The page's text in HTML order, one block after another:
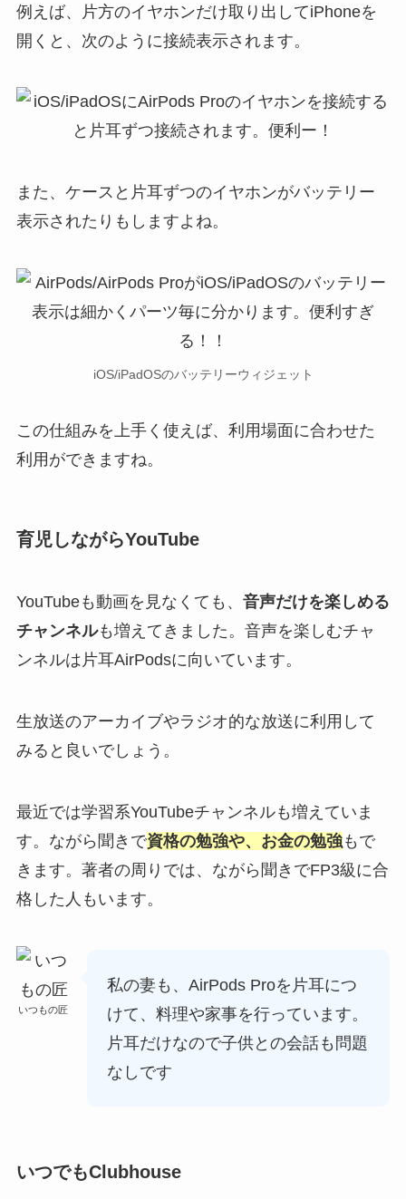
例えば、片方のイヤホンだけ取り出してiPhoneを
開くと、次のように接続表示されます。
また、ケースと片耳ずつのイヤホンがバッテリー
表示されたりもしますよね。
iOS/iPadOSのバッテリーウィジェット
この仕組みを上手く使えば、利用場面に合わせた
利用ができますね。
育児しながらYouTube
YouTubeも動画を見なくても、 音声だけを楽しめる
チャンネルも増えてきました。音声を楽しむチャ
ンネルは片耳AirPodsに向いています。
生放送のアーカイブやラジオ的な放送に利用して
みると良いでしょう。
最近では学習系YouTubeチャンネルも増えていま
す。ながら聞きで資格の勉強や、お金の勉強もで
きます。著者の周りでは、ながら聞きでFP3級に合
格した人もいます。
いつもの匠
私の妻も、AirPods Proを片耳につ
けて、料理や家事を行っています。
片耳だけなので子供との会話も問題
なしです
いつでもClubhouse